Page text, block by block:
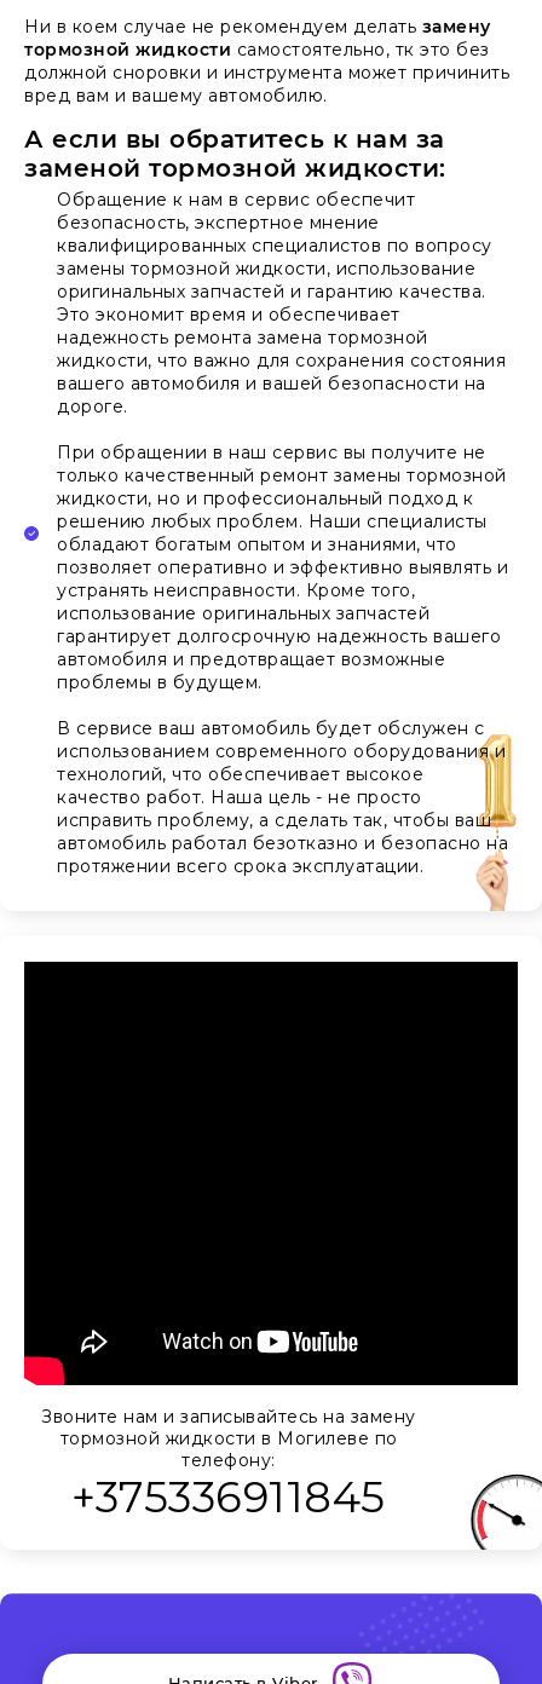
Ни в коем случае не рекомендуем делать замену
тормозной жидкости самостоятельно, тк это без
должной сноровки и инструмента может причинить
вред вам и вашему автомобилю.
А если вы обратитесь к нам за
заменой тормозной жидкости:
Обращение к нам в сервис обеспечит
безопасность, экспертное мнение
квалифицированных специалистов по вопросу
замены тормозной жидкости, использование
оригинальных запчастей и гарантию качества.
Это экономит время и обеспечивает
надежность ремонта замена тормозной
жидкости, что важно для сохранения состояния
вашего автомобиля и вашей безопасности на
дороге.
При обращении в наш сервис вы получите не
только качественный ремонт замены тормозной
жидкости, но и профессиональный подход к
решению любых проблем. Наши специалисты
обладают богатым опытом и знаниями, что
позволяет оперативно и эффективно выявлять и
устранять неисправности. Кроме того,
использование оригинальных запчастей
гарантирует долгосрочную надежность вашего
автомобиля и предотвращает возможные
проблемы в будущем.
В сервисе ваш автомобиль будет обслужен с
использованием современного оборудования и
технологий, что обеспечивает высокое
качество работ. Наша цель - не просто
исправить проблему, а сделать так, чтобы ваш
автомобиль работал безотказно и безопасно на
протяжении всего срока эксплуатации.
Звоните нам и записывайтесь на замену
тормозной жидкости в Могилеве по
телефону:
+375336911845